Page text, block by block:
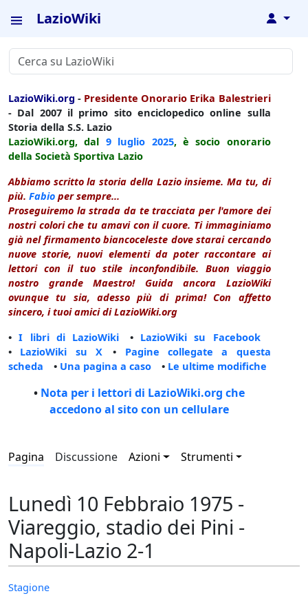
LazioWiki ↓
LazioWiki.org - Presidente Onorario Erika Balestrieri
- Dal 2007 il primo sito enciclopedico online sulla
Storia della S.S. Lazio
LazioWiki.org, dal 9 luglio 2025, è socio onorario
della Società Sportiva Lazio
Abbiamo scritto la storia della Lazio insieme. Ma tu, di
più. Fabio per sempre...
Proseguiremo la strada da te tracciata per l'amore dei
nostri colori che tu amavi con il cuore. Ti immaginiamo
già nel firmamento biancoceleste dove starai cercando
nuove storie, nuovi elementi da poter raccontare ai
lettori con il tuo stile inconfondibile. Buon viaggio
nostro grande Maestro! Guida ancora LazioWiki
ovunque tu sia, adesso più di prima! Con affetto
sincero, i tuoi amici di LazioWiki.org
•I libri di LazioWiki • LazioWiki su Facebook
• LazioWiki su X • Pagine collegate a questa
scheda • Una pagina a caso • Le ultime modifiche
• Nota per i lettori di LazioWiki.org che
accedono al sito con un cellulare
Pagina Discussione Azioni Strumenti
Lunedì 10 Febbraio 1975 -
Viareggio, stadio dei Pini -
Napoli-Lazio 2-1
Stagione